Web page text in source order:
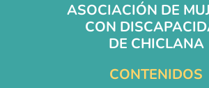
ASOCIACIÓN DE
CON
DE CHICLANA
CONTENIDOS